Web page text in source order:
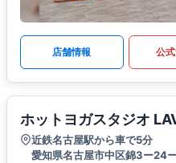
店舗情報 公
ホットヨガスタジオ
近鉄名古屋駅から車で5分
愛知県名古屋市中区錦3ー24